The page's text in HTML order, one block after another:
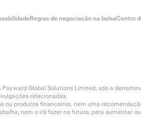
Regras de negociação na bolsaCentro
Global Solutions Limited, sob a
relacionadas.
produtos financeiros, nem uma
nem o irá fazer no futuro, para aumentar